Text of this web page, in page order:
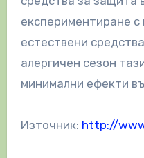
експериментиране с
естествени
алергичен сезон
минимални ефекти
Източник: http://